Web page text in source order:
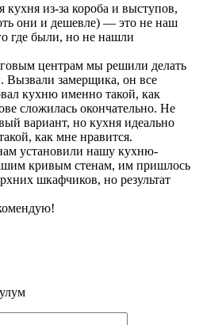
кухня из-за короба и выступов,
они и дешевле) — это не наш
где были, но не нашли
центрам мы решили делать
Вызвали замерщика, он все
кухню именно такой, как
сложилась окончательно. Не
вариант, но кухня идеально
как мне нравится.
установили нашу кухню-
кривым стенам, им пришлось
шкафчиков, но результат